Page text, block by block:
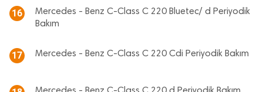
16
Mercedes - Benz C-Class C 220 Bluetec/ d Periyodik
Bakım
17 Mercedes - Benz C-Class C 220 Cdi Periyodik Bakım